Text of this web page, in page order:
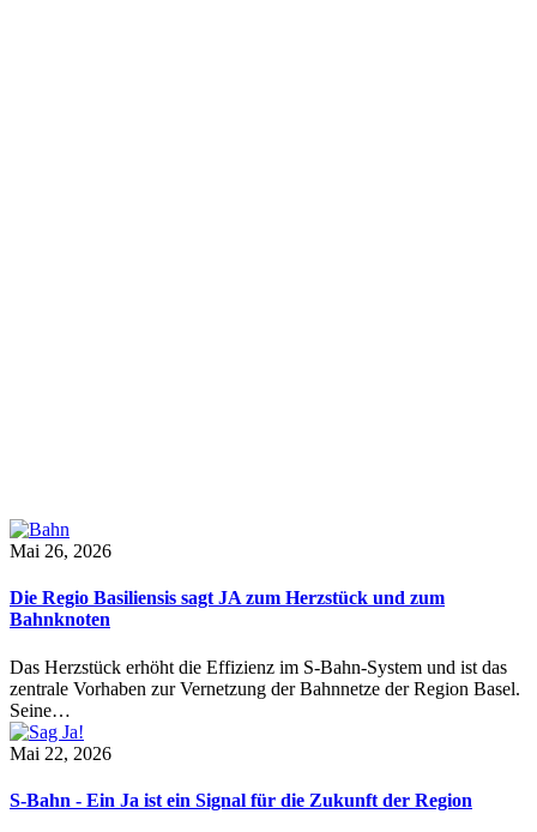
Mai 26, 2026
Die Regio Basiliensis sagt JA zum Herzstück und zum
Bahnknoten
Das Herzstück erhöht die Effizienz im S-Bahn-System und ist das
zentrale Vorhaben zur Vernetzung der Bahnnetze der Region Basel.
Seine…
Mai 22, 2026
S-Bahn - Ein Ja ist ein Signal für die Zukunft der Region